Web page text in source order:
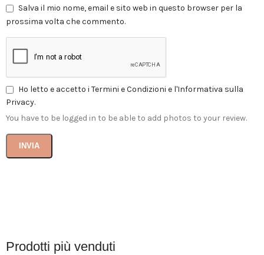
Salva il mio nome, email e sito web in questo browser per la
prossima volta che commento.
Ho letto e accetto i Termini e Condizioni e l'Informativa sulla
Privacy.
You have to be logged in to be able to add photos to your review.
Prodotti più venduti